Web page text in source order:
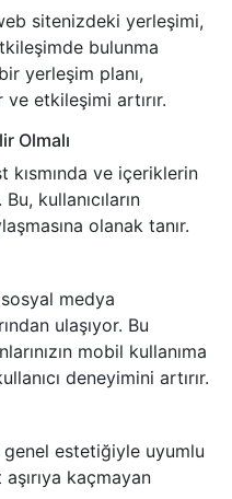
sitenizdeki yerleşimi,
bulunma
yerleşim planı,
etkileşimi artırır.
Olmalı
kısmında ve içeriklerin
kullanıcıların
olanak tanır.
medya
ulaşıyor. Bu
mobil kullanıma
deneyimini artırır.
genel estetiğiyle uyumlu
kaçmayan